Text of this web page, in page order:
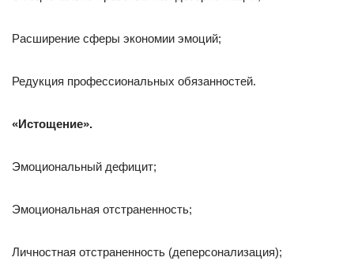
Расширение сферы экономии эмоций;
Редукция профессиональных обязанностей.
«Истощение».
Эмоциональный дефицит;
Эмоциональная отстраненность;
Личностная отстраненность (деперсонализация);